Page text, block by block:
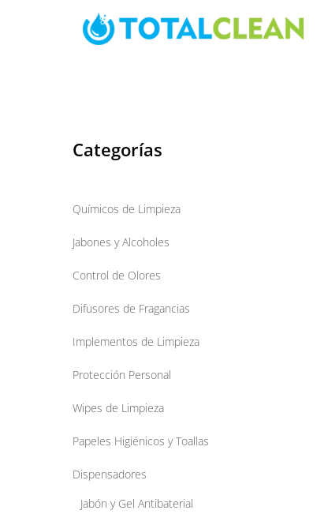
Categorías
Químicos de Limpieza
Jabones y Alcoholes
Control de Olores
Difusores de Fragancias
Implementos de Limpieza
Protección Personal
Wipes de Limpieza
Papeles Higiénicos y Toallas
Dispensadores
Jabón y Gel Antibaterial